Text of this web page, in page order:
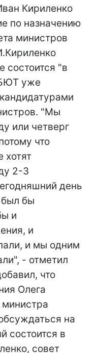
Кириленко
по назначению
министров
состоится "в
уже
"Мы
или четверг
что
хотят
2-3
день
был бы
и
и
и мы одним
- отметил
что
Олега
на
состоится в
совет